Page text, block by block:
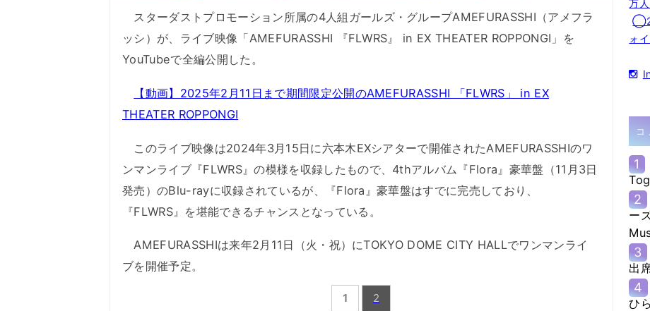
スターダストプロモーション所属の4人組ガールズ・グループAMEFURASSHI（アメフラ
ッシ）が、ライブ映像「AMEFURASSHI 『FLWRS』 in EX THEATER ROPPONGI」を
YouTubeで全編公開した。
【動画】2025年2月11日まで期間限定公開のAMEFURASSHI 「FLWRS」 in EX
THEATER ROPPONGI
このライブ映像は2024年3月15日に六本木EXシアターで開催されたAMEFURASSHIのワ
ンマンライブ『FLWRS』の模様を収録したもので、4thアルバム『Flora』豪華盤（11月3日
発売）のBlu-rayに収録されているが、『Flora』豪華盤はすでに完売しており、
『FLWRS』を堪能できるチャンスとなっている。
AMEFURASSHIは来年2月11日（火・祝）にTOKYO DOME CITY HALLでワンマンライ
ブを開催予定。
1 2
万
ォ
1
2
ー
3
出
4
ひ